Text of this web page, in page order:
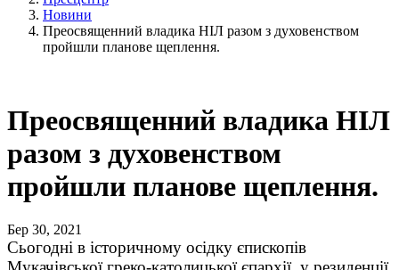
Новини
Преосвященний владика НІЛ разом з духовенством
пройшли планове щеплення.
Преосвященний владика НІЛ
разом з духовенством
пройшли планове щеплення.
Бер 30, 2021
Сьогодні в історичному осідку єпископів